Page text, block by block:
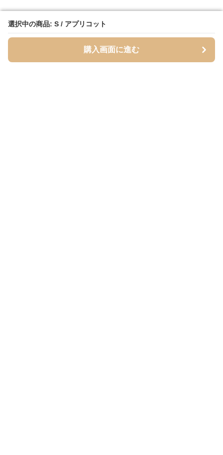
選択中の商品: S / アプリコット
購入画面に進む
選択中の商品: S / アプリコット
購入画面に進む